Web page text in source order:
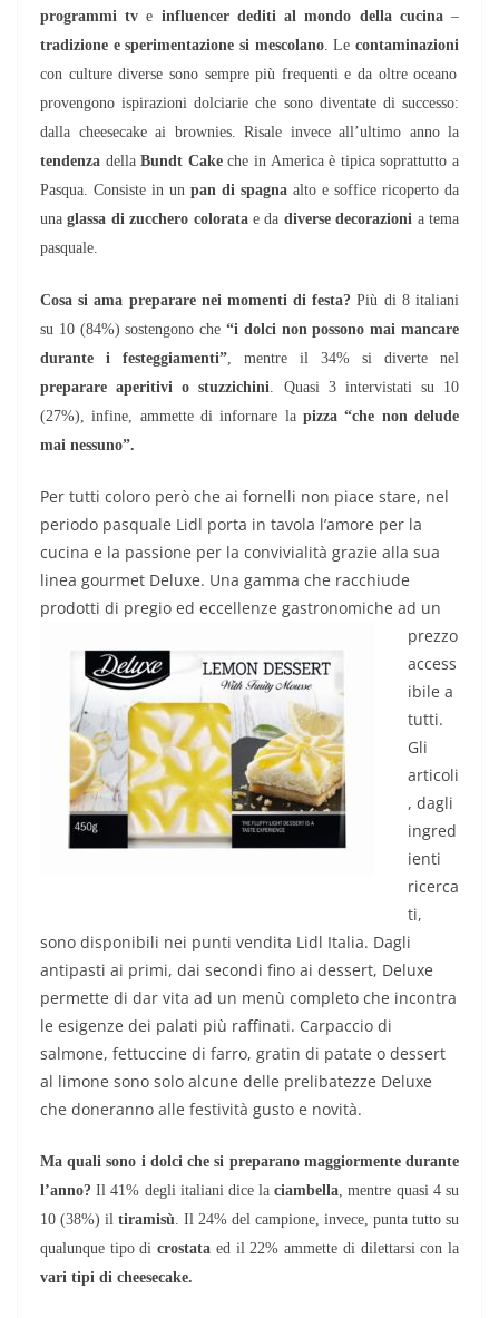
programmi tv e influencer dediti al mondo della cucina–
tradizione e sperimentazione si mescolano. Lecontaminazioni
con culture diverse sono sempre più frequenti e da oltre oceano
provengono ispirazioni dolciarie che sono diventate di successo:
dalla cheesecake ai brownies. Risale invece all’ultimo anno la
tendenza dellaBundt Cakeche in America è tipica soprattutto a
Pasqua. Consiste in un pan di spagna alto e soffice ricoperto da
unaglassa di zucchero coloratae da diverse decorazioni a tema
pasquale.
Cosa si ama preparare nei momenti di festa? Più di 8 italiani
su 10 (84%) sostengono che “i dolci non possono mai mancare
durante i festeggiamenti”, mentre il 34% si diverte nel
preparare aperitivi o stuzzichini. Quasi 3 intervistati su 10
(27%), infine, ammette di infornare la pizza “che non delude
mai nessuno”.
Per tutti coloro però che ai fornelli non piace stare, nel
periodo pasquale Lidl porta in tavola l’amore per la
cucina e la passione per la convivialità grazie alla sua
linea gourmet Deluxe. Una gamma che racchiude
prodotti di pregio ed eccellenze gastronomiche ad un
prezzo
access
ibile a
tutti.
Gli
articoli
, dagli
ingred
ienti
ricerca
ti,
sono disponibili nei punti vendita Lidl Italia. Dagli
antipasti ai primi, dai secondi fino ai dessert, Deluxe
permette di dar vita ad un menù completo che incontra
le esigenze dei palati più raffinati. Carpaccio di
salmone, fettuccine di farro, gratin di patate o dessert
al limone sono solo alcune delle prelibatezze Deluxe
che doneranno alle festività gusto e novità.
Ma quali sono i dolci che si preparano maggiormente durante
l’anno? Il 41% degli italiani dice laciambella, mentre quasi 4 su
10 (38%) il tiramisù. Il 24% del campione, invece, punta tutto su
qualunque tipo dicrostata ed il 22% ammette di dilettarsi con la
vari tipi di cheesecake.